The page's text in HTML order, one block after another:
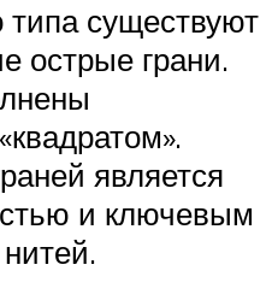
существуют
острые грани.
является
и ключевым